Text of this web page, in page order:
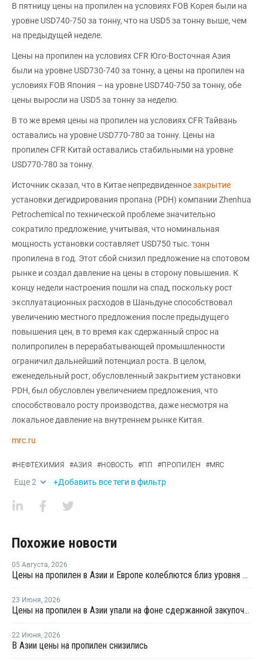
В пятницу цены на пропилен на условиях FOB Корея были на
уровне USD740-750 за тонну, что на USD5 за тонну выше, чем
на предыдущей неделе.
Цены на пропилен на условиях CFR Юго-Восточная Азия
были на уровне USD730-740 за тонну, а цены на пропилен на
условиях FOB Япония – на уровне USD740-750 за тонну, обе
цены выросли на USD5 за тонну за неделю.
В то же время цены на пропилен на условиях CFR Тайвань
оставались на уровне USD770-780 за тонну. Цены на
пропилен CFR Китай оставались стабильными на уровне
USD770-780 за тонну.
Источник сказал, что в Китае непредвиденноезакрытие
установки дегидрирования пропана (PDH) компании Zhenhua
Petrochemical по технической проблеме значительно
сократило предложение, учитывая, что номинальная
мощность установки составляет USD750 тыс. тонн
пропилена в год. Этот сбой снизил предложение на спотовом
рынке и создал давление на цены в сторону повышения. К
концу недели настроения пошли на спад, поскольку рост
эксплуатационных расходов в Шаньдуне способствовал
увеличению местного предложения после предыдущего
повышения цен, в то время как сдержанный спрос на
полипропилен в перерабатывающей промышленности
ограничил дальнейший потенциал роста. В целом,
еженедельный рост, обусловленный закрытием установки
PDH, был обусловлен увеличением предложения, что
способствовало росту производства, даже несмотря на
локальное давление на внутреннем рынке Китая.
mrc.ru
#НЕФТЕХИМИЯ #АЗИЯ #НОВОСТЬ #ПП #ПРОПИЛЕН #MRC
Еще2 +Добавить все теги в фильтр
Похожие новости
05 Августа, 2026
Цены на пропилен в Азии и Европе колеблются близ уровня в USD1000
23 Июня, 2026
Цены на пропилен в Азии упали на фоне сдержанной закупочной активности
22 Июня, 2026
В Азии цены на пропилен снизились